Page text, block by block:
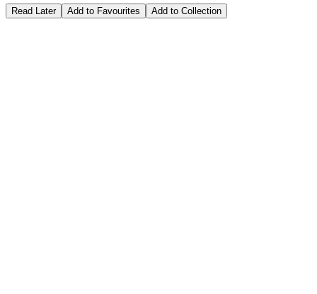
Read Later Add to Favourites Add to Collection